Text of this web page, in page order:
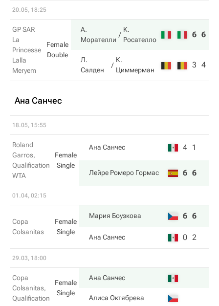
20.05, 18:25
GP SAR
La
Princesse
Lalla
Meryem
Female
Double
А.
Морателли
К.
Росателло
6 6
Л.
Салден
К.
Циммерман
3 4
Ана Санчес
18.05, 15:55
Roland
Garros,
Qualification
WTA
Female
Single
Ана Санчес 4 1
Лейре Ромеро Гормас 6 6
01.04, 02:15
Copa
Colsanitas
Female
Single
Мария Боузкова 6 6
Ана Санчес 0 2
29.03, 18:00
Copa
Colsanitas,
Qualification
Female
Single
Ана Санчес
Алиса Октябрева